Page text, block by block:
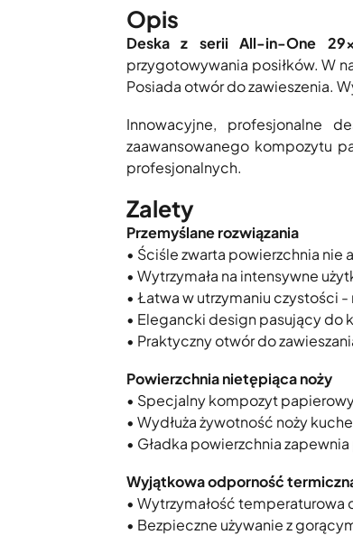
Opis
Deska z serii All-in-One
przygotowywania posiłków. W
Posiada otwór do zawieszenia.
Innowacyjne, profesjonalne
zaawansowanego kompozytu
profesjonalnych.
Zalety
Przemyślane rozwiązania
• Ściśle zwarta powierzchnia nie
• Wytrzymała na intensywne
• Łatwa w utrzymaniu czystości
• Elegancki design pasujący do
• Praktyczny otwór do
Powierzchnia nietępiąca noży
• Specjalny kompozyt
• Wydłuża żywotność noży
• Gładka powierzchnia
Wyjątkowa odporność
• Wytrzymałość temperaturowa
• Bezpieczne używanie z